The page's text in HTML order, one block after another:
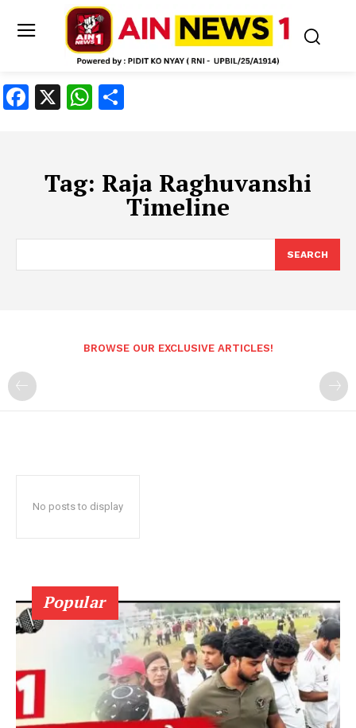
Facebook
X WhatsApp
Tag: Raja Raghuvanshi
Timeline
SEARCH
BROWSE OUR EXCLUSIVE ARTICLES!
No posts to display
Popular